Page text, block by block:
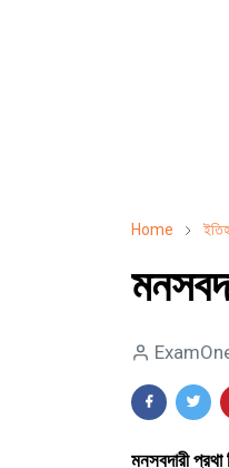
Home
মনসবদারী